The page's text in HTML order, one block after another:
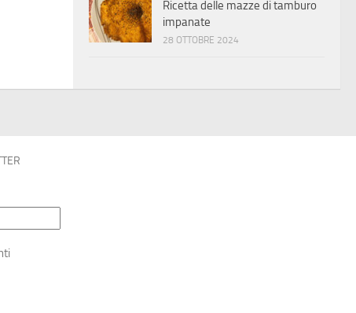
Ricetta delle mazze di tamburo
impanate
28 OTTOBRE 2024